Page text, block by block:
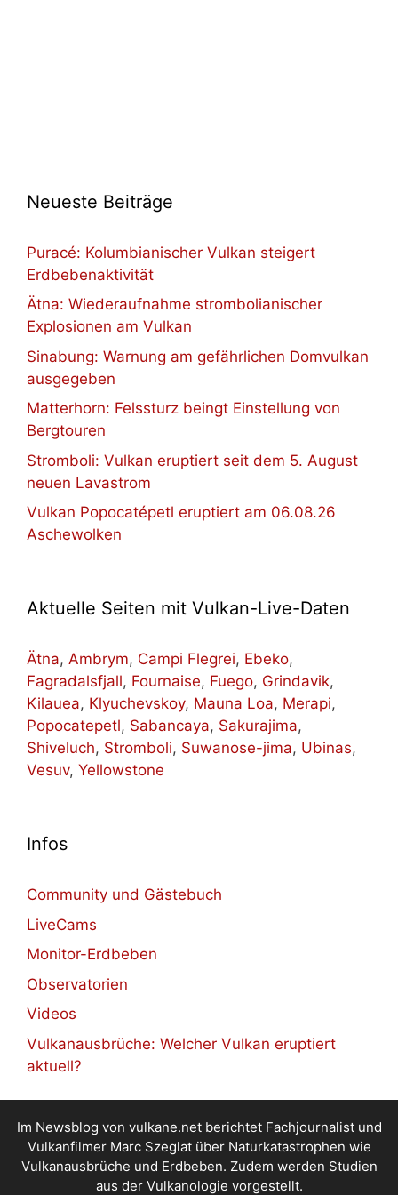
Neueste Beiträge
Puracé: Kolumbianischer Vulkan steigert
Erdbebenaktivität
Ätna: Wiederaufnahme strombolianischer
Explosionen am Vulkan
Sinabung: Warnung am gefährlichen Domvulkan
ausgegeben
Matterhorn: Felssturz beingt Einstellung von
Bergtouren
Stromboli: Vulkan eruptiert seit dem 5. August
neuen Lavastrom
Vulkan Popocatépetl eruptiert am 06.08.26
Aschewolken
Aktuelle Seiten mit Vulkan-Live-Daten
Ätna, Ambrym, Campi Flegrei, Ebeko,
Fagradalsfjall, Fournaise, Fuego, Grindavik,
Kilauea, Klyuchevskoy, Mauna Loa, Merapi,
Popocatepetl, Sabancaya, Sakurajima,
Shiveluch, Stromboli, Suwanose-jima, Ubinas,
Vesuv, Yellowstone
Infos
Community und Gästebuch
LiveCams
Monitor-Erdbeben
Observatorien
Videos
Vulkanausbrüche: Welcher Vulkan eruptiert
aktuell?
Im Newsblog von vulkane.net berichtet Fachjournalist und
Vulkanfilmer Marc Szeglat über Naturkatastrophen wie
Vulkanausbrüche und Erdbeben. Zudem werden Studien
aus der Vulkanologie vorgestellt.